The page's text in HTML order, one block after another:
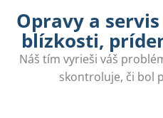
Opravy a
blízkosti,
Náš tím vyrieši váš
skontroluje, či bol